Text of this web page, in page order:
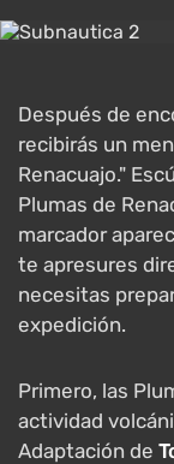
Después de
recibirás un
Renacuajo."
Plumas de
marcador
te apresures
necesitas
expedición.
Primero, las
actividad
Adaptación de